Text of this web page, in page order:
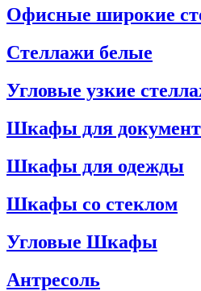
Офисные широкие
Стеллажи белые
Угловые узкие
Шкафы для
Шкафы для одежды
Шкафы со стеклом
Угловые Шкафы
Антресоль